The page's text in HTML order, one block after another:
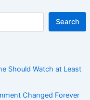
Search
Should Watch at Least
Changed Forever